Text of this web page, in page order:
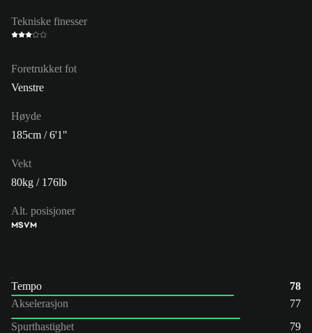
Tekniske finesser
Foretrukket fot
Venstre
Høyde
185cm / 6'1"
Vekt
80kg / 176lb
Alt. posisjoner
MSVM
Tempo
78
Akselerasjon
77
Spurthastighet
79